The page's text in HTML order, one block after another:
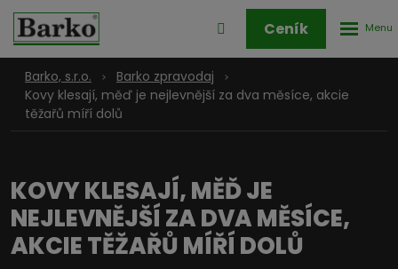
Přihlášení
zóny
Ceník
Barko, s.r.o.
Barko zpravodaj
Kovy klesají, měď je nejlevnější za dva měsíce, akcie
těžařů míří dolů
KOVY KLESAJÍ, MĚĎ JE
NEJLEVNĚJŠÍ ZA DVA MĚSÍCE,
AKCIE TĚŽAŘŮ MÍŘÍ DOLŮ